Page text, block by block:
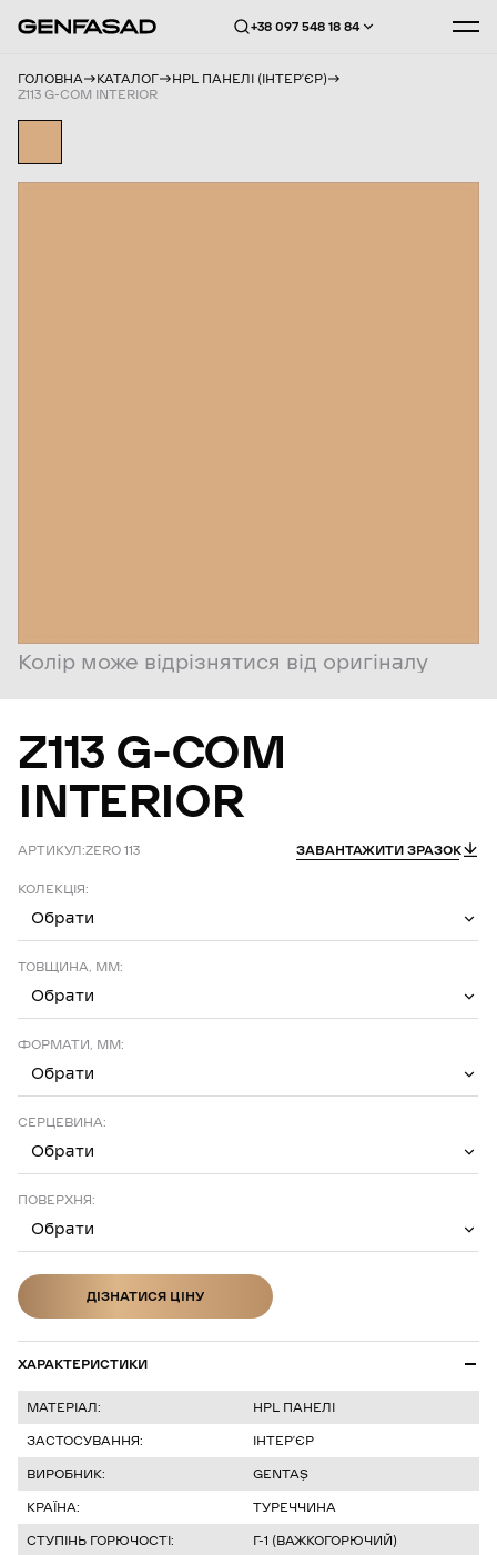
+38 097 548 18 84
ГОЛОВНА КАТАЛОГ
HPL ПАНЕЛІ (ІНТЕРʼЄР)
Z113 G-COM INTERIOR
Колір може відрізнятися від оригіналу
Z113 G-COM
INTERIOR
АРТИКУЛ:ZERO 113 ЗАВАНТАЖИТИ ЗРАЗОК
КОЛЕКЦІЯ:
Обрати
ТОВЩИНА, ММ:
Обрати
ФОРМАТИ, ММ:
Обрати
СЕРЦЕВИНА:
Обрати
ПОВЕРХНЯ:
Обрати
ДІЗНАТИСЯ ЦІНУ
ХАРАКТЕРИСТИКИ
МАТЕРІАЛ:
HPL ПАНЕЛІ
ЗАСТОСУВАННЯ:
ІНТЕР’ЄР
ВИРОБНИК:
GENTAŞ
КРАЇНА:
ТУРЕЧЧИНА
СТУПІНЬ ГОРЮЧОСТІ:
Г-1 (ВАЖКОГОРЮЧИЙ)